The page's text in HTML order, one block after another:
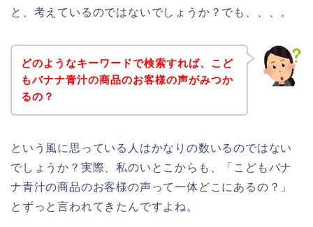
と、考えているのではないでしょうか？でも、、、。
どのようなキーワードで検索すれば、こど
もバナナ青汁の商品のお客様の声がみつか
るの？
という風に思っている人はかなりの数いるのではない
でしょうか？実際、私のいとこからも、「こどもバナ
ナ青汁の商品のお客様の声って一体どこにあるの？」
とずっと言われてきたんですよね。